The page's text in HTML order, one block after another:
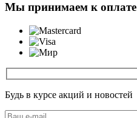
Мы принимаем к оплате
Будь в курсе акций и новостей